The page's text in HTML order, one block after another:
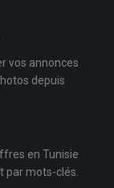
vos annonces
depuis
en Tunisie
par mots-clés.